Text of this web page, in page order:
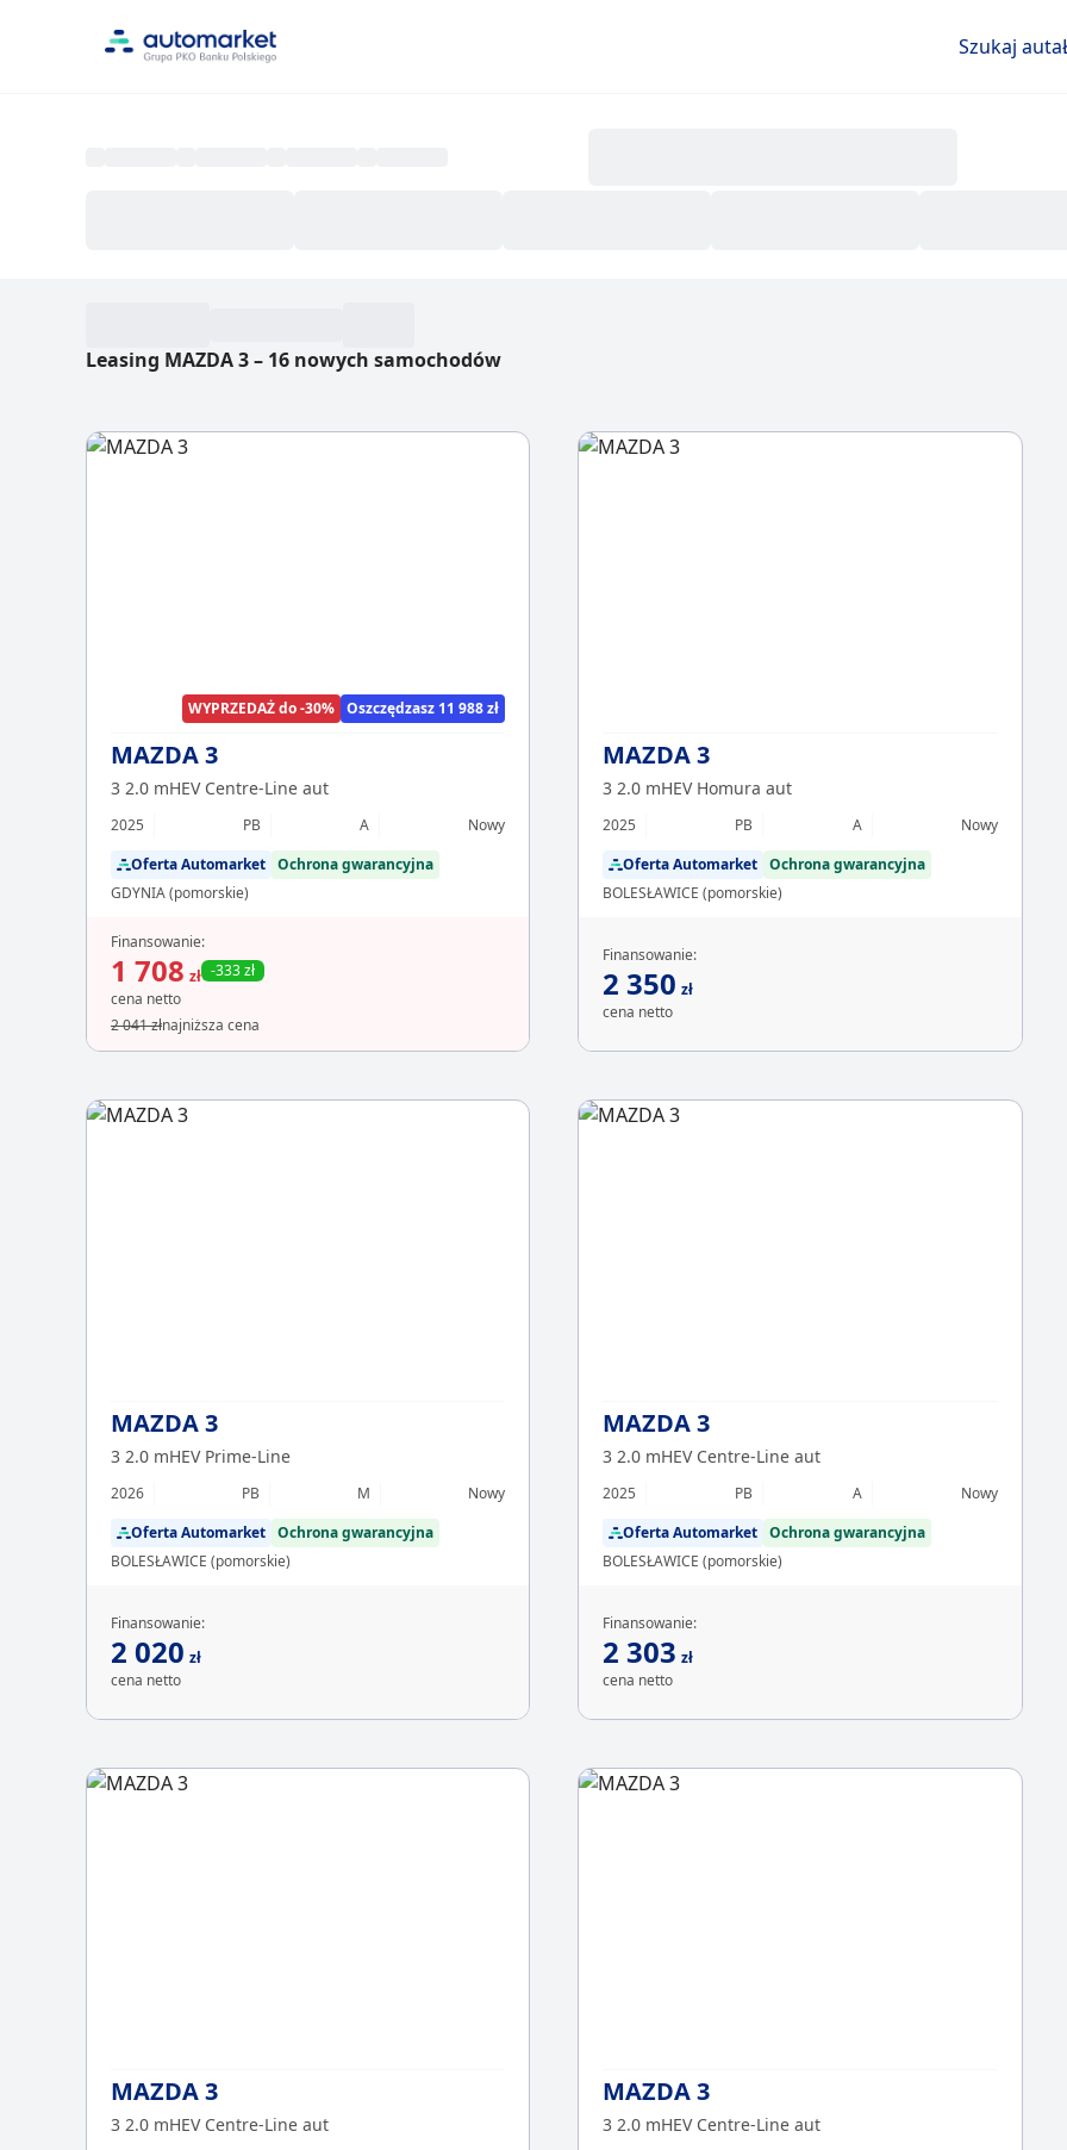
Szukaj auta
Leasing MAZDA 3– 16 nowych samochodów
WYPRZEDAŻ do -30% Oszczędzasz 11 988 zł
MAZDA 3
3 2.0 mHEV Centre-Line aut
2025 PB A
Nowy
Oferta Automarket Ochrona gwarancyjna
GDYNIA (pomorskie)
Finansowanie:
1 708 zł -333 zł
cena netto
2 041 złnajniższa cena
MAZDA 3
3 2.0 mHEV Homura aut
2025 PB A
Nowy
Oferta Automarket
Ochrona gwarancyjna
BOLESŁAWICE (pomorskie)
Finansowanie:
2 350 zł
cena netto
MAZDA 3
3 2.0 mHEV Prime-Line
2026 PB M
Nowy
Oferta Automarket Ochrona gwarancyjna
BOLESŁAWICE (pomorskie)
Finansowanie:
2 020 zł
cena netto
MAZDA 3
3 2.0 mHEV Centre-Line aut
2025 PB A
Nowy
Oferta Automarket
Ochrona gwarancyjna
BOLESŁAWICE (pomorskie)
Finansowanie:
2 303 zł
cena netto
MAZDA 3
3 2.0 mHEV Centre-Line aut
MAZDA 3
3 2.0 mHEV Centre-Line aut